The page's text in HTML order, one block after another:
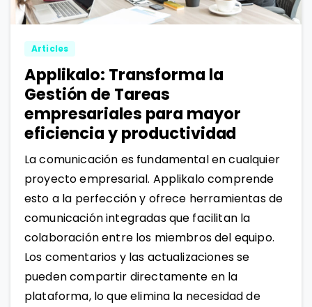
Articles
Applikalo: Transforma la
Gestión de Tareas
empresariales para mayor
eficiencia y productividad
La comunicación es fundamental en cualquier
proyecto empresarial. Applikalo comprende
esto a la perfección y ofrece herramientas de
comunicación integradas que facilitan la
colaboración entre los miembros del equipo.
Los comentarios y las actualizaciones se
pueden compartir directamente en la
plataforma, lo que elimina la necesidad de